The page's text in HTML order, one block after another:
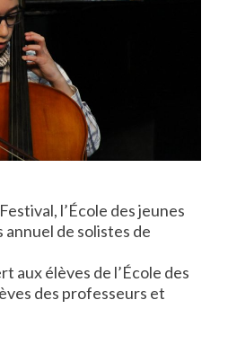
l’École des jeunes
de solistes de
aux élèves de l’École des
des professeurs et